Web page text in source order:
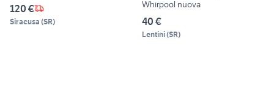
120 €
Siracusa (SR)
Whirpool nuova
40 €
Lentini(SR)